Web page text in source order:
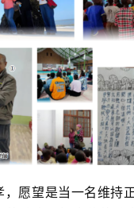
，愿望是当一名维持